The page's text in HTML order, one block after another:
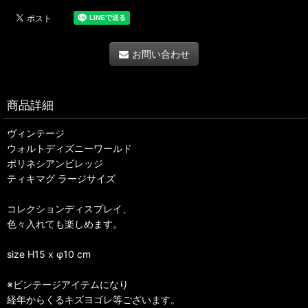
お問い合わせ
商品詳細
ヴィンテージ
ウォルトディズニーワールド
ポリネシアンビレッジ
ティキマグ ラージサイズ
コレクションディスプレイ、
色々入れても楽しめます。
size H15 x φ10 cm
※ビンテージアイテムになり
経年からくるキズヨゴレ等ございます。